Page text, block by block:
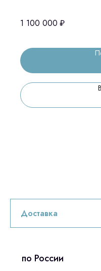
1 100 000 ₽
по России
Остались
оставьте контакты,
ответим на все